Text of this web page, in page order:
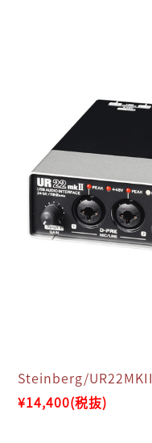
Steinberg/UR22MKII
¥14,400(税抜)